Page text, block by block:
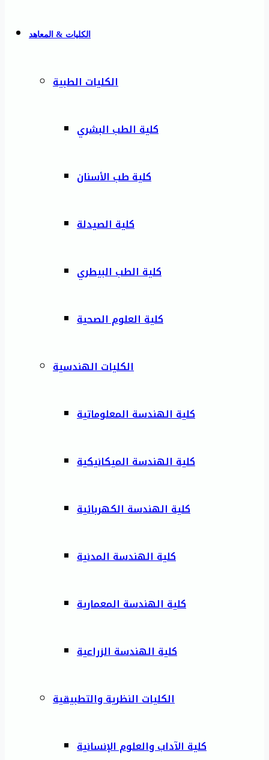
الكليات & المعاهد
الكليات الطبية
كلية الطب البشري
كلية طب الأسنان
كلية الصيدلة
كلية الطب البيطري
كلية العلوم الصحية
الكليات الهندسية
كلية الهندسة المعلوماتية
كلية الهندسة الميكانيكية
كلية الهندسة الكهربائية
كلية الهندسة المدنية
كلية الهندسة المعمارية
كلية الهندسة الزراعية
الكليات النظرية والتطبيقية
كلية الآداب والعلوم الإنسانية